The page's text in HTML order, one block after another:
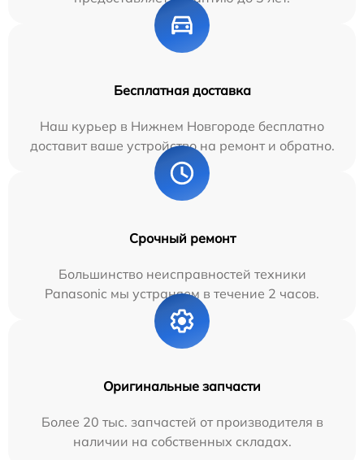
Бесплатная доставка
Наш курьер в Нижнем Новгороде бесплатно
доставит ваше устройство на ремонт и обратно.
Срочный ремонт
Большинство неисправностей техники
Panasonic мы устраняем в течение 2 часов.
Оригинальные запчасти
Более 20 тыс. запчастей от производителя в
наличии на собственных складах.